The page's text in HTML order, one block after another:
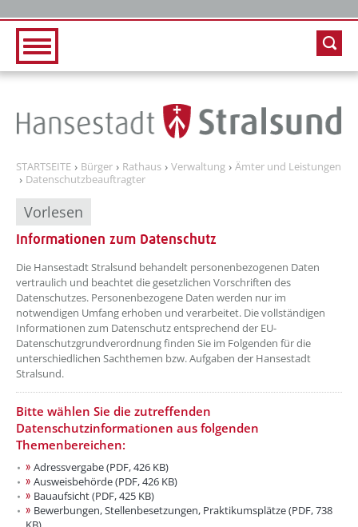
STARTSEITE Bürger Rathaus Verwaltung
Ämter und Leistungen
Datenschutzbeauftragter
Vorlesen
Informationen zum Datenschutz
??? absaetzeOben[1]/titel ???
Die Hansestadt Stralsund behandelt personenbezogenen Daten
vertraulich und beachtet die gesetzlichen Vorschriften des
Datenschutzes. Personenbezogene Daten werden nur im
notwendigen Umfang erhoben und verarbeitet. Die vollständigen
Informationen zum Datenschutz entsprechend der EU-
Datenschutzgrundverordnung finden Sie im Folgenden für die
unterschiedlichen Sachthemen bzw. Aufgaben der Hansestadt
Stralsund.
Bitte wählen Sie die zutreffenden
Datenschutzinformationen aus folgenden
Themenbereichen:
Adressvergabe (PDF, 426 KB)
Ausweisbehörde (PDF, 426 KB)
Bauaufsicht (PDF, 425 KB)
Bewerbungen, Stellenbesetzungen, Praktikumsplätze (PDF, 738